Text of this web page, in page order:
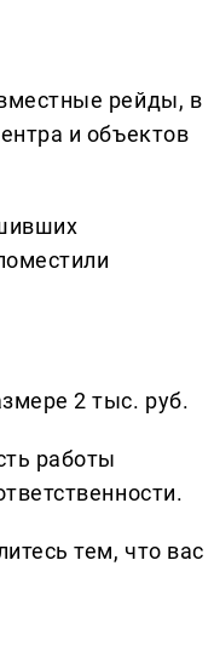
рейды, в
и объектов
2 тыс. руб.
работы
тем, что вас